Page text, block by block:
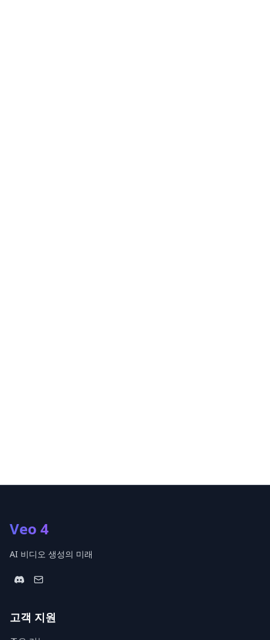
Veo 4
AI 비디오 생성의 미래
고객 지원